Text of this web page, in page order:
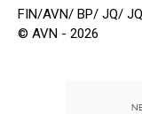
FIN/AVN/ BP/ JQ/
© AVN - 2026